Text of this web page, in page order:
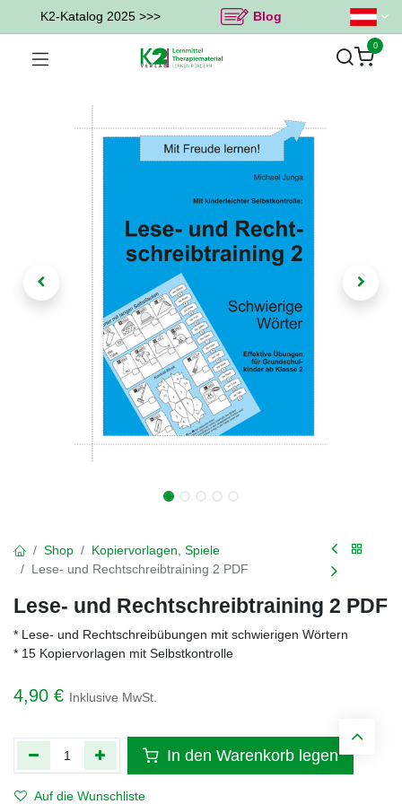
K2-Katalog 2025 >>> Blog
0
Shop
Kopiervorlagen, Spiele
Lese- und Rechtschreibtraining 2 PDF
Lese- und Rechtschreibtraining 2 PDF
* Lese- und Rechtschreibübungen mit schwierigen Wörtern
* 15 Kopiervorlagen mit Selbstkontrolle
4,90 € Inklusive MwSt.
In den Warenkorb legen
Auf die Wunschliste